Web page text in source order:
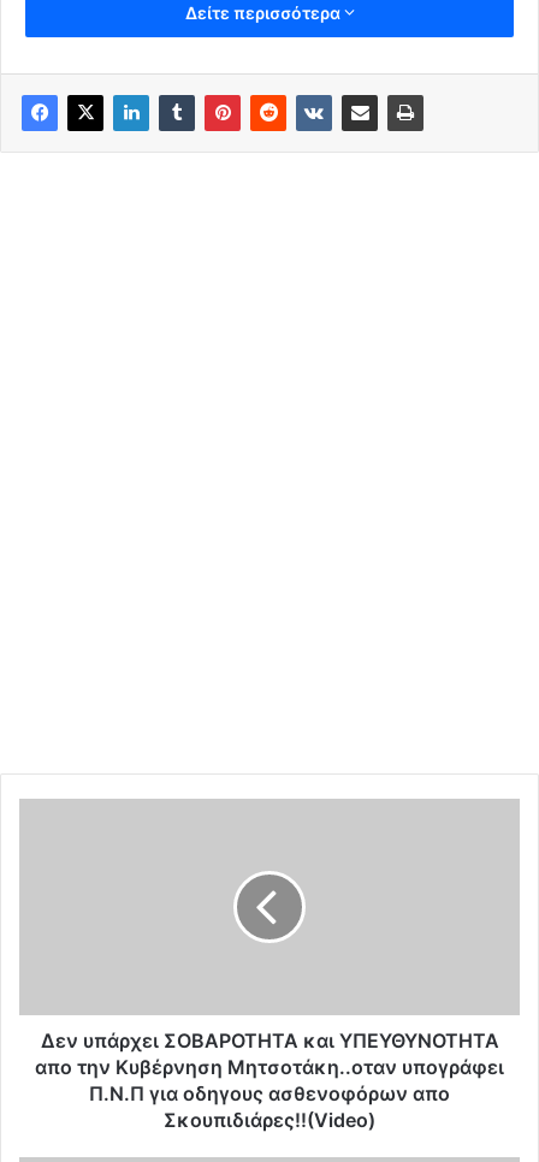
Δείτε περισσότερα
ε
Δεν υπάρχει ΣΟΒΑΡΟΤΗΤΑ και ΥΠΕΥΘΥΝΟΤΗΤΑ
απο την Κυβέρνηση Μητσοτάκη..οταν υπογράφει
Π.Ν.Π για οδηγους ασθενοφόρων απο
Σκουπιδιάρες!!(Video)